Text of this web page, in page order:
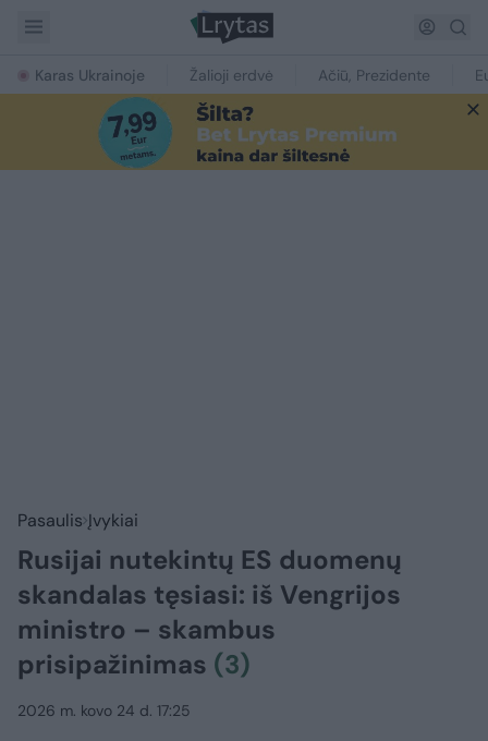
Karas Ukrainoje Žalioji erdvė Ačiū, Prezidente
Pasaulis Įvykiai
Rusijai nutekintų ES duomenų
skandalas tęsiasi: iš Vengrijos
ministro – skambus
prisipažinimas (3)
2026 m. kovo 24 d. 17:25